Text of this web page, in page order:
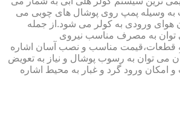
به وسیله پمپ روی پوشال های چوبی می
ورودی به کولر می شود.از جمله
توان به مصرف مناسب نیروی
قطعات،قیمت مناسب و نصب آسان اشاره
می توان به رسوب پوشال و نیاز به تعویض
امکان ورود گرد و غبار به محیط اشاره